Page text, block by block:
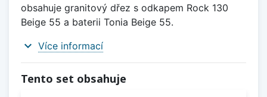
obsahuje granitový dřez s odkapem Rock 130
Beige 55 a baterii Tonia Beige 55.
expand_more Více informací
Tento set obsahuje